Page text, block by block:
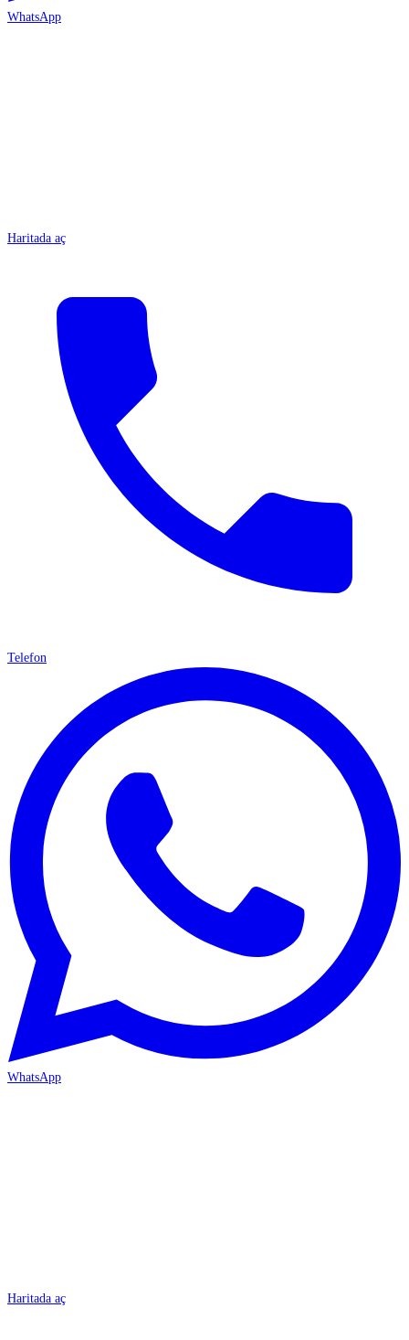
WhatsApp
Haritada aç
Telefon
WhatsApp
Haritada aç